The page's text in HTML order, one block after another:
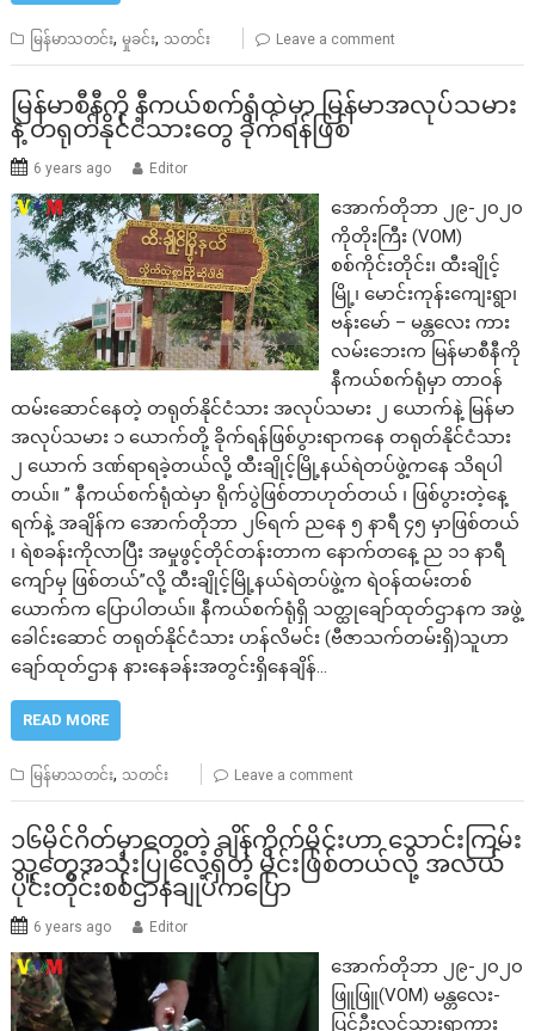
မြန်မာသတင်း,မှုခင်း, သတင်း Leave a comment
မြန်မာစီနီကို နီကယ်စက်ရုံထဲမှာ မြန်မာအလုပ်သမား
နဲ့ တရုတ်နိုင်ငံသားတွေ ခိုက်ရန်ဖြစ်
6 years ago Editor
အောက်တိုဘာ ၂၉-၂၀၂၀
ကိုတိုးကြီး (VOM)
စစ်ကိုင်းတိုင်း၊ ထီးချိုင့်
မြို့၊ မောင်းကုန်းကျေးရွာ၊
ဗန်းမော် – မန္တလေး ကား
လမ်းဘေးက မြန်မာစီနီကို
နီကယ်စက်ရုံမှာ တာဝန်
ထမ်းဆောင်နေတဲ့ တရုတ်နိုင်ငံသား အလုပ်သမား ၂ ယောက်နဲ့ မြန်မာ
အလုပ်သမား ၁ ယောက်တို့ ခိုက်ရန်ဖြစ်ပွားရာကနေ တရုတ်နိုင်ငံသား
၂ ယောက် ဒဏ်ရာရခဲ့တယ်လို့ ထီးချိုင့်မြို့နယ်ရဲတပ်ဖွဲ့ကနေ သိရပါ
တယ်။ ” နီကယ်စက်ရုံထဲမှာ ရိုက်ပွဲဖြစ်တာဟုတ်တယ် ၊ ဖြစ်ပွားတဲ့နေ့
ရက်နဲ့ အချိန်က အောက်တိုဘာ ၂၆ရက် ညနေ ၅ နာရီ ၄၅ မှာဖြစ်တယ်
၊ ရဲစခန်းကိုလာပြီး အမှုဖွင့်တိုင်တန်းတာက နောက်တနေ့ ည ၁၁ နာရီ
ကျော်မှ ဖြစ်တယ်”လို့ ထီးချိုင့်မြို့နယ်ရဲတပ်ဖွဲ့က ရဲဝန်ထမ်းတစ်
ယောက်က ပြောပါတယ်။ နီကယ်စက်ရုံရှိ သတ္ထုချော်ထုတ်ဌာနက အဖွဲ့
ခေါင်းဆောင် တရုတ်နိုင်ငံသား ဟန်လိမင်း (ဗီဇာသက်တမ်းရှိ)သူဟာ
ချော်ထုတ်ဌာန နားနေခန်းအတွင်းရှိနေချိန်…
READ MORE
မြန်မာသတင်း, သတင်း Leave a comment
၁၆မိုင်ဂိတ်မှာတွေ့တဲ့ ချိန်ကိုက်မိုင်းဟာ သောင်းကြမ်း
သူတွေအသုံးပြုလေ့ရှိတဲ့ မိုင်းဖြစ်တယ်လို့ အလယ်
ပိုင်းတိုင်းစစ်ဌာနချုပ်ကပြော
6 years ago Editor
အောက်တိုဘာ ၂၉-၂၀၂၀
ဖြူဖြူ(VOM) မန္တလေး-
ပြင်ဦးလွင်သွားရာကား